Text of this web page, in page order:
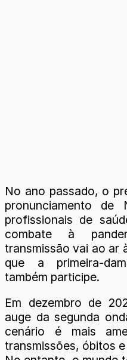
No ano passado, o
pronunciamento de
profissionais de
combate à
transmissão vai ao ar
que a primeira-
também participe.
Em dezembro de
auge da segunda
cenário é mais
transmissões, óbitos